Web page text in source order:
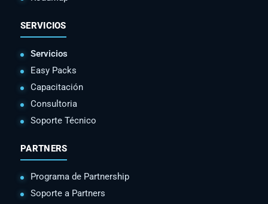
SERVICIOS
Servicios
Easy Packs
Capacitación
Consultoria
Soporte Técnico
PARTNERS
Programa de Partnership
Soporte a Partners